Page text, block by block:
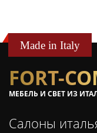
Made in Italy
FORT-
МЕБЕЛЬ И СВЕТ ИЗ
Салоны